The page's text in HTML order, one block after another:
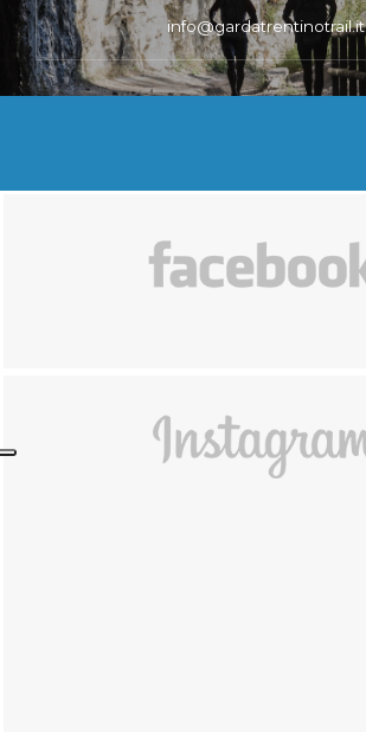
info@gardatrentinotrail.it